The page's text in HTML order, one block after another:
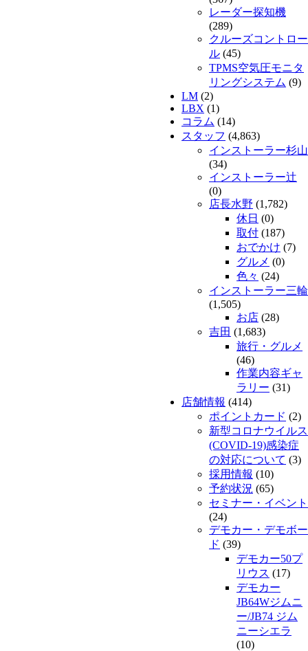
レーダー探知機
(289)
クルーズコントロー
ル (45)
TPMS空気圧モニタ
リングシステム (9)
LM (2)
LBX (1)
コラム (14)
スタッフ (4,863)
インストーラー杉山
(34)
インストーラー辻
(0)
店長水野 (1,782)
休日 (0)
取付 (187)
おでかけ (7)
グルメ (0)
色々 (24)
インストーラー三輪
(1,505)
お店 (28)
吉田 (1,683)
旅行・グルメ
(46)
作業内容ギャ
ラリー (31)
店舗情報 (414)
ポイントカード (2)
新型コロナウイルス
(COVID-19)感染症
の対応について (3)
採用情報 (10)
予約状況 (65)
セミナー・イベント
(24)
デモカー・デモボー
ド (39)
デモカー50プ
リウス (17)
デモカー
JB64Wジムニ
ー/JB74 ジム
ニーシエラ
(10)